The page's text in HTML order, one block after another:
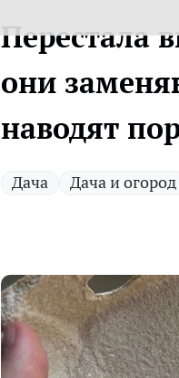
Перестала
они
наводят
Дача Дача и огород